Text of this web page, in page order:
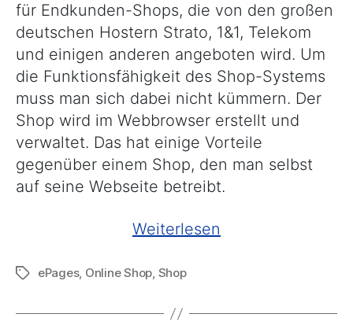
für Endkunden-Shops, die von den großen
deutschen Hostern Strato, 1&1, Telekom
und einigen anderen angeboten wird. Um
die Funktionsfähigkeit des Shop-Systems
muss man sich dabei nicht kümmern. Der
Shop wird im Webbrowser erstellt und
verwaltet. Das hat einige Vorteile
gegenüber einem Shop, den man selbst
auf seine Webseite betreibt.
Weiterlesen
Schlagwörter
ePages, Online Shop, Shop